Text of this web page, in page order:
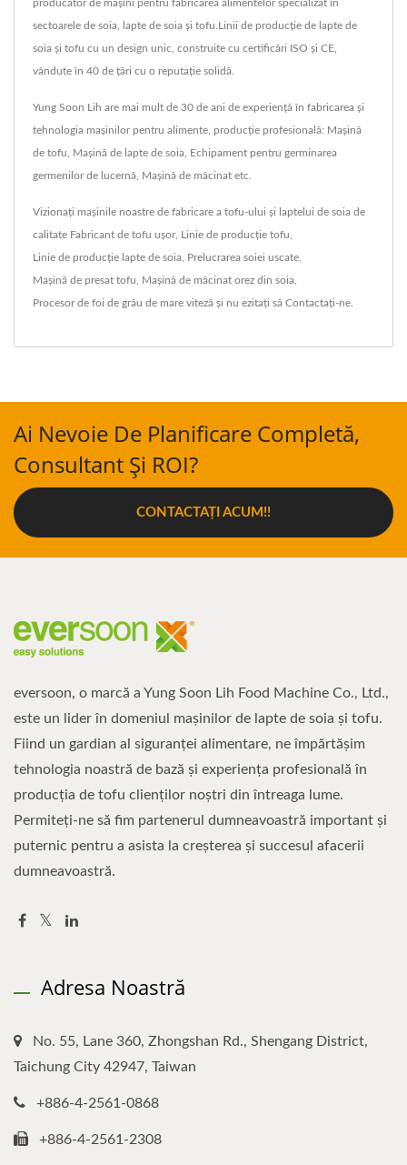
producător de mașini pentru fabricarea alimentelor specializat în
sectoarele de soia, lapte de soia și tofu.Linii de producție de lapte de
soia și tofu cu un design unic, construite cu certificări ISO și CE,
vândute în 40 de țări cu o reputație solidă.
Yung Soon Lih are mai mult de 30 de ani de experiență în fabricarea și
tehnologia mașinilor pentru alimente, producție profesională: Mașină
de tofu, Mașină de lapte de soia, Echipament pentru germinarea
germenilor de lucernă, Mașină de măcinat etc.
Vizionați mașinile noastre de fabricare a tofu-ului și laptelui de soia de
calitate Fabricant de tofu ușor, Linie de producție tofu
Linie de producție lapte de soia Prelucrarea soiei uscate
Mașină de presat tofu Mașină de măcinat orez din soia
Procesor de foi de grâu de mare viteză și nu ezitați să Contactați-ne
Ai Nevoie De Planificare Completă,
Consultant Și ROI?
CONTACTAȚI ACUM!!
eversoon, o marcă a Yung Soon Lih Food Machine Co., Ltd.,
este un lider în domeniul mașinilor de lapte de soia și tofu.
Fiind un gardian al siguranței alimentare, ne împărtășim
tehnologia noastră de bază și experiența profesională în
producția de tofu clienților noștri din întreaga lume.
Permiteți-ne să fim partenerul dumneavoastră important și
puternic pentru a asista la creșterea și succesul afacerii
dumneavoastră.
Adresa Noastră
No. 55, Lane 360, Zhongshan Rd., Shengang District,
Taichung City 42947, Taiwan
+886-4-2561-0868
+886-4-2561-2308